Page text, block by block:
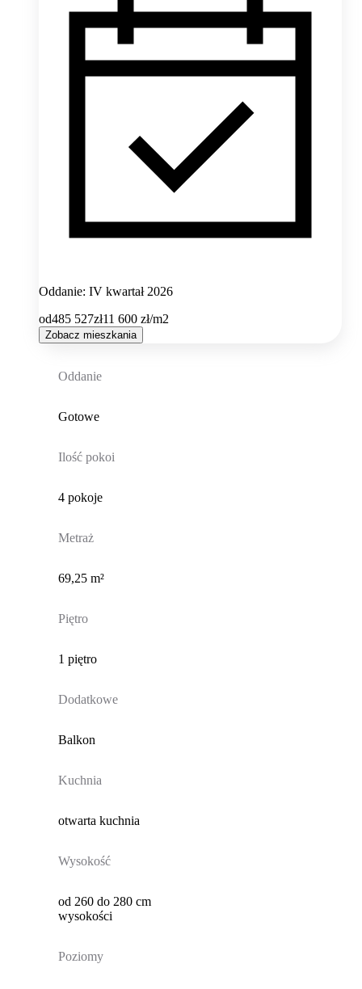
Oddanie: IV kwartał 2026
od485 527zł11 600 zł/m2
Zobacz mieszkania
Oddanie
Gotowe
Ilość pokoi
4 pokoje
Metraż
69,25 m²
Piętro
1 piętro
Dodatkowe
Balkon
Kuchnia
otwarta kuchnia
Wysokość
od 260 do 280 cm
wysokości
Poziomy